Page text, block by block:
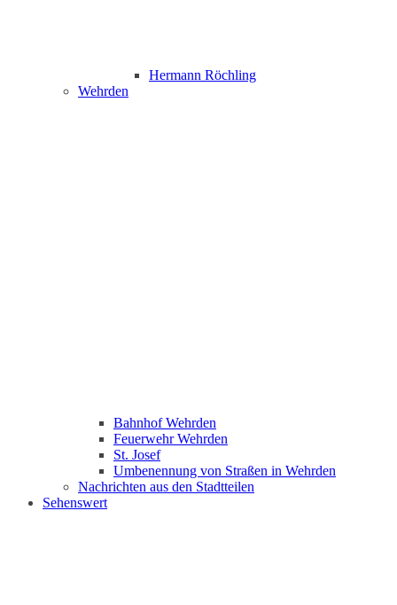
Hermann Röchling
Wehrden
Bahnhof Wehrden
Feuerwehr Wehrden
St. Josef
Umbenennung von Straßen in Wehrden
Nachrichten aus den Stadtteilen
Sehenswert